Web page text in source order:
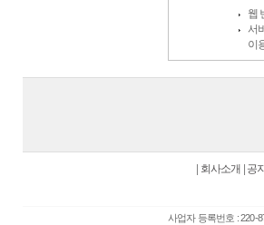
웹
서
이
회사소개 공
사업자 등록번호 : 220-